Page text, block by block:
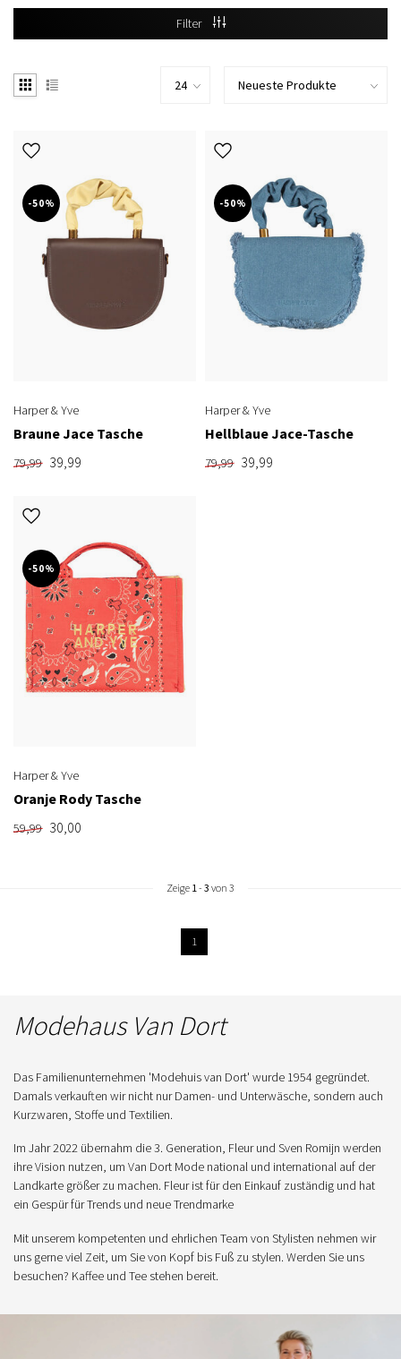
Filter
-50%
Harper & Yve
Braune Jace Tasche
79,99 39,99
-50%
Harper & Yve
Hellblaue Jace-Tasche
79,99 39,99
-50%
Harper & Yve
Oranje Rody Tasche
59,99 30,00
Zeige 1 - 3 von 3
1
Modehaus Van Dort
Das Familienunternehmen 'Modehuis van Dort' wurde 1954 gegründet.
Damals verkauften wir nicht nur Damen- und Unterwäsche, sondern auch
Kurzwaren, Stoffe und Textilien.
Im Jahr 2022 übernahm die 3. Generation, Fleur und Sven Romijn werden
ihre Vision nutzen, um Van Dort Mode national und international auf der
Landkarte größer zu machen. Fleur ist für den Einkauf zuständig und hat
ein Gespür für Trends und neue Trendmarke
Mit unserem kompetenten und ehrlichen Team von Stylisten nehmen wir
uns gerne viel Zeit, um Sie von Kopf bis Fuß zu stylen. Werden Sie uns
besuchen? Kaffee und Tee stehen bereit.